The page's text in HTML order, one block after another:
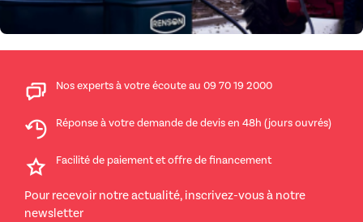
Nos experts à votre écoute au 09 70 19 2000
Réponse à votre demande de devis en 48h (jours ouvrés)
Facilité de paiement et offre de financement
Pour recevoir notre actualité, inscrivez-vous à notre
newsletter